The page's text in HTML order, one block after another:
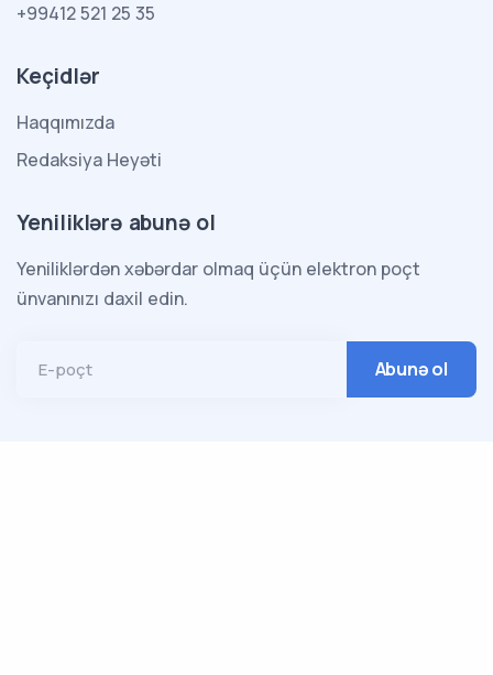
+99412 521 25 35
Keçidlər
Haqqımızda
Redaksiya Heyəti
Yeniliklərə abunə ol
Yeniliklərdən xəbərdar olmaq üçün elektron poçt
ünvanınızı daxil edin.
E-poçt